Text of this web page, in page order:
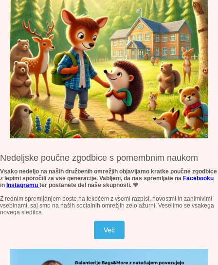
Nedeljske poučne zgodbice s pomembnim naukom
Vsako nedeljo na naših družbenih omrežjih objavljamo kratke poučne zgodbice
z lepimi sporočili za vse generacije. Vabljeni, da nas spremljate na Facebooku
in Instagramu ter postanete del naše skupnosti. 🧡
Z rednim spremljanjem boste na tekočem z vsemi razpisi, novostmi in zanimivimi
vsebinami, saj smo na naših socialnih omrežjih zelo ažurni. Veselimo se vsakega
novega sledilca.
Več